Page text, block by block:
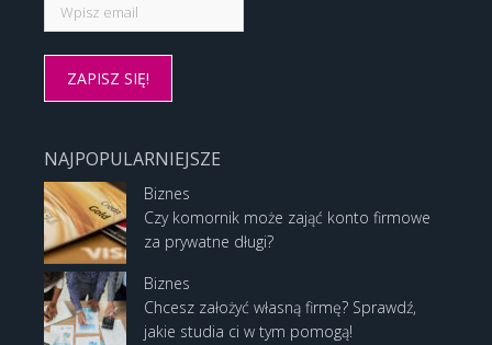
NAJPOPULARNIEJSZE
Biznes
Czy komornik może zająć konto firmowe
za prywatne długi?
Biznes
Chcesz założyć własną firmę? Sprawdź,
jakie studia ci w tym pomogą!